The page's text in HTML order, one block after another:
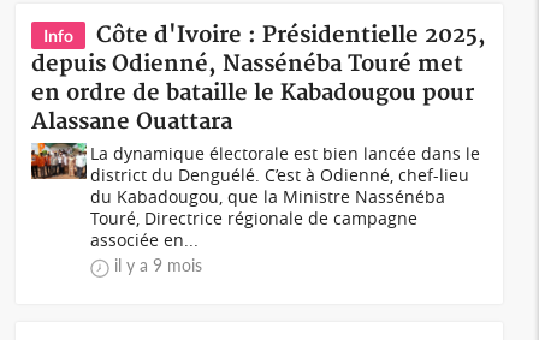
Info
Côte d'Ivoire : Présidentielle 2025,
depuis Odienné, Nassénéba Touré met
en ordre de bataille le Kabadougou pour
Alassane Ouattara
La dynamique électorale est bien lancée dans le
district du Denguélé. C’est à Odienné, chef-lieu
du Kabadougou, que la Ministre Nassénéba
Touré, Directrice régionale de campagne
associée en...
il y a 9 mois